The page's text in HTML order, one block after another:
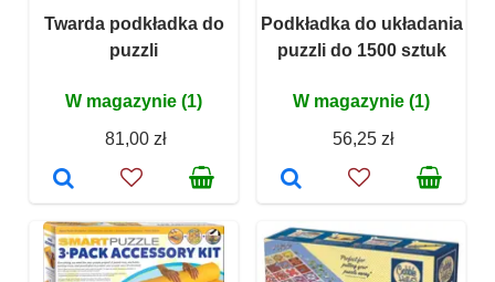
Twarda podkładka do
puzzli
W magazynie (1)
81,00 zł
Podkładka do układania
puzzli do 1500 sztuk
W magazynie (1)
56,25 zł